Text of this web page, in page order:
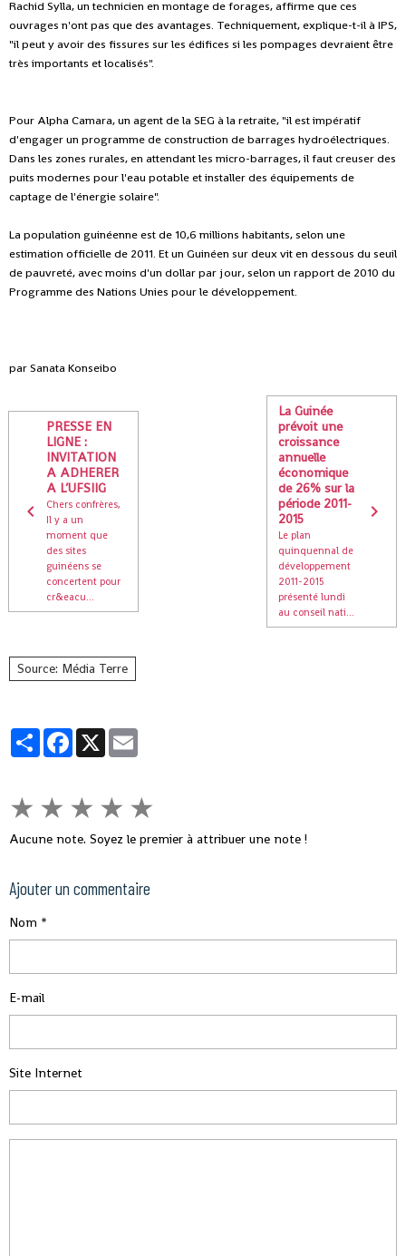
Rachid Sylla, un technicien en montage de forages, affirme que ces
ouvrages n'ont pas que des avantages. Techniquement, explique-t-il à IPS,
"il peut y avoir des fissures sur les édifices si les pompages devraient être
très importants et localisés".
Pour Alpha Camara, un agent de la SEG à la retraite, "il est impératif
d'engager un programme de construction de barrages hydroélectriques.
Dans les zones rurales, en attendant les micro-barrages, il faut creuser des
puits modernes pour l'eau potable et installer des équipements de
captage de l'énergie solaire".
La population guinéenne est de 10,6 millions habitants, selon une
estimation officielle de 2011. Et un Guinéen sur deux vit en dessous du seuil
de pauvreté, avec moins d'un dollar par jour, selon un rapport de 2010 du
Programme des Nations Unies pour le développement.
par Sanata Konseibo
PRESSE EN
LIGNE :
INVITATION
A ADHERER
A L’UFSIIG
Chers confrères,
Il y a un
moment que
des sites
guinéens se
concertent pour
cr&eacu...
La Guinée
prévoit une
croissance
annuelle
économique
de 26% sur la
période 2011-
2015
Le plan
quinquennal de
développement
2011-2015
présenté lundi
au conseil nati...
Source: Média Terre
PartagerFacebook
X
★ ★ ★ ★ ★
Aucune note. Soyez le premier à attribuer une note !
Ajouter un commentaire
Nom
E-mail
Site Internet